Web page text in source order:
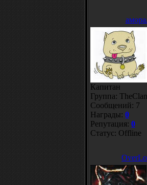
Капитан
Группа: TheClan
Сообщений: 7
Награды: 0
Репутация: 0
Статус: Offline